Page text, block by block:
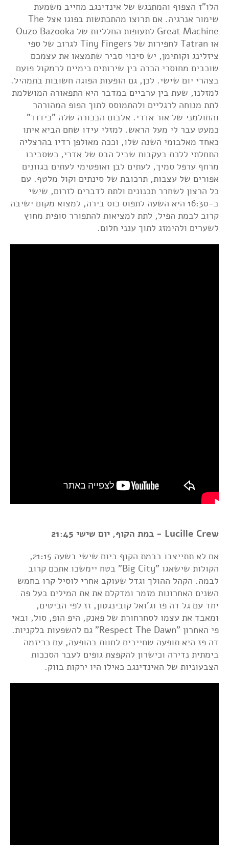
הלו"ז הצפוף והמתנגש של אינדינגב מחייב משמעת
שימור אנרגיה. אם תרוצו מהתכתשות בפוגו אצל The
Great Machine לתעופות החלליות של Ouzo Bazooka
או Tatran לחפירות של Tiny Fingers לגרוב של ספי
ציזלינג וקותימן, יש סיכוי סביר שתמצאו את עצמכם
שוכבים מחוסרי הכרה בין שירותים כימיים לרמקול פועם
בצהרי יום שישי. לכן, גם הופעות הפוגה חשובות בתמהיל.
למזלנו, שעת בין ערביים במדבר היא התפאורה המושלמת
לתת מנוחה לרגליים ולהתמוסס לתוך הפופ המהורהר
והחולמני של אור אדרי. אלבום הבכורה שלה "כידוד"
כמעט עבר לי מעל הראש. למזלי עידו שחם הביא איתו
כאחד מאלבומי השנה שלו, וככה מאולפן רדיו בהרצליה
התחלתי ללכת בעקבות שביל הבס של אדרי, כשסביבו
מרחף ערפל סמיך, לעתים לבן ואופטימי לעתים בגוונים
אפורים של עצבות, תרכובת של סינתים וקול מלטף. עם
כל הרצון לשחרר תכנונים ולתת לדברים לזרום, שישי
ב-16:30 היא השעה לתפוס כוס בירה, למצוא מקום ישיבה
קרוב לבמת הפיל, לתת למציאות להתפורר סופית מחוץ
לשערים ולהימזג לתוך ענני חלום.
Lucille Crew - במת הקוף, יום שישי 21:45
אם לא תתייצבו בבמת הקוף ביום שישי בשעה 21:15,
הקולות שישאגו "Big City" בטח יימשכו אתכם קרוב
לבמה. הקהל ההולך וגדל שעוקב אחרי לוסיל קרו בחמש
השנים האחרונות מזמר ומדקלם את את המילים בעל פה
יחד עם גל דה פז וג'ואל קובינגטון, זז לפי הביטים,
ומאבד את עצמו לסחרחורת של פאנק, היפ הופ, סול, ובאי
פי האחרון "Respect The Dawn" גם להשפעות בלקניות.
דה פז היא תופעה שחייבים לחוות בהופעה, עם כריזמה
בימתית נדירה וכישרון להקפצת גופים לעבר הסככות
הצבעוניות של האינדינגב כאילו היו ירקות בווק.